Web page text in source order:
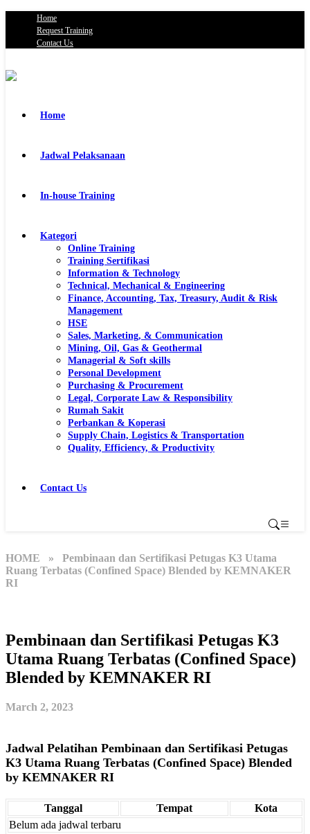
Home
Request Training
Contact Us
Home
Jadwal Pelaksanaan
In-house Training
Kategori
Online Training
Training Sertifikasi
Information & Technology
Technical, Mechanical & Engineering
Finance, Accounting, Tax, Treasury, Audit & Risk
Management
HSE
Sales, Marketing, & Communication
Mining, Oil, Gas & Geothermal
Managerial & Soft skills
Personal Development
Purchasing & Procurement
Legal, Corporate Law & Responsibility
Rumah Sakit
Perbankan & Koperasi
Supply Chain, Logistics & Transportation
Quality, Efficiency, & Productivity
Contact Us
HOME » Pembinaan dan Sertifikasi Petugas K3 Utama
Ruang Terbatas (Confined Space) Blended by KEMNAKER
RI
Pembinaan dan Sertifikasi Petugas K3
Utama Ruang Terbatas (Confined Space)
Blended by KEMNAKER RI
March 2, 2023
Jadwal Pelatihan Pembinaan dan Sertifikasi Petugas
K3 Utama Ruang Terbatas (Confined Space) Blended
by KEMNAKER RI
Tanggal Tempat
Kota
Belum ada jadwal terbaru